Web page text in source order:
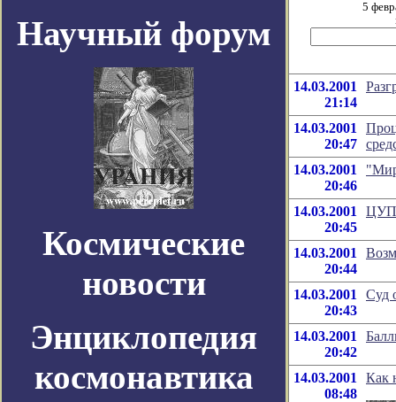
Научный форум
Космические
новости
Энциклопедия
космонавтика
5
14.03.2001
21:14
14.03.2001
20:47
14.03.2001
20:46
14.03.2001
20:45
ЦУП
14.03.2001
20:44
14.03.2001
20:43
Суд
14.03.2001
20:42
14.03.2001
08:48
Как